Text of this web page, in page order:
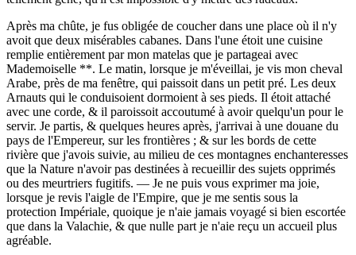
Après ma chûte, je fus obligée de coucher dans une place où il n'y
avoit que deux misérables cabanes. Dans l'une étoit une cuisine
remplie entièrement par mon matelas que je partageai avec
Mademoiselle **. Le matin, lorsque je m'éveillai, je vis mon cheval
Arabe, près de ma fenêtre, qui paissoit dans un petit pré. Les deux
Arnauts qui le conduisoient dormoient à ses pieds. Il étoit attaché
avec une corde, & il paroissoit accoutumé à avoir quelqu'un pour le
servir. Je partis, & quelques heures après, j'arrivai à une douane du
pays de l'Empereur, sur les frontières ; & sur les bords de cette
rivière que j'avois suivie, au milieu de ces montagnes enchanteresses
que la Nature n'avoir pas destinées à recueillir des sujets opprimés
ou des meurtriers fugitifs. — Je ne puis vous exprimer ma joie,
lorsque je revis l'aigle de l'Empire, que je me sentis sous la
protection Impériale, quoique je n'aie jamais voyagé si bien escortée
que dans la Valachie, & que nulle part je n'aie reçu un accueil plus
agréable.